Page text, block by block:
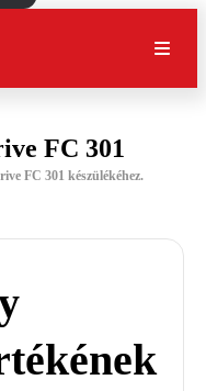
FC 301
FC 301 készülékéhez.